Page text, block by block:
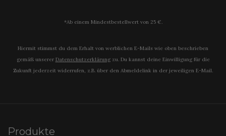
*Ab einem Mindestbestellwert von 25 €.
Hiermit stimmst du dem Erhalt von werblichen E-Mails wie oben beschrieben
gemäß unserer Datenschutzerklärung​zu. Du kannst deine Einwilligung für die
Zukunft jederzeit widerrufen, z.B. über den Abmeldelink in der jeweiligen E-Mail.
Produkte